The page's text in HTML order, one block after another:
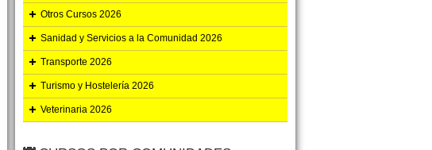
Otros Cursos 2026
Sanidad y Servicios a la Comunidad 2026
Transporte 2026
Turismo y Hostelería 2026
Veterinaria 2026